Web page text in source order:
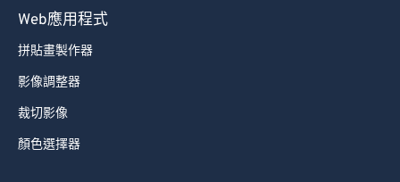
Web應用程式
拼貼畫製作器
影像調整器
裁切影像
顏色選擇器